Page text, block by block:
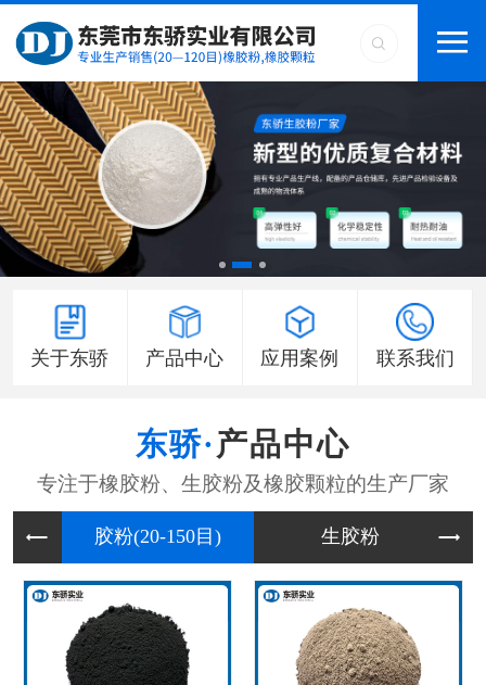
关于东骄 产品中心 应用案例 联系我们
产品中心
胶粉(2 生胶粉